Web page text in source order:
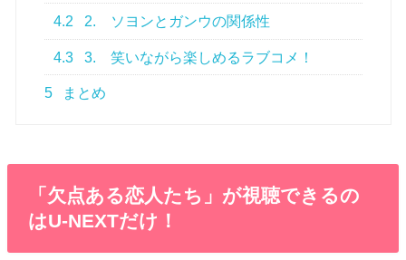
4.2 2. ソヨンとガンウの関係性
4.3 3. 笑いながら楽しめるラブコメ！
5 まとめ
「欠点ある恋人たち」が視聴できるの
はU-NEXTだけ！